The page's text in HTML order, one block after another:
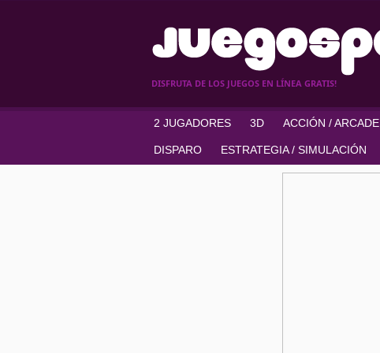
DISFRUTA DE LOS JUEGOS EN LÍNEA GRATIS!
2 JUGADORES 3D ACCIÓN / ARCADE
DISPARO ESTRATEGIA / SIMULACIÓN